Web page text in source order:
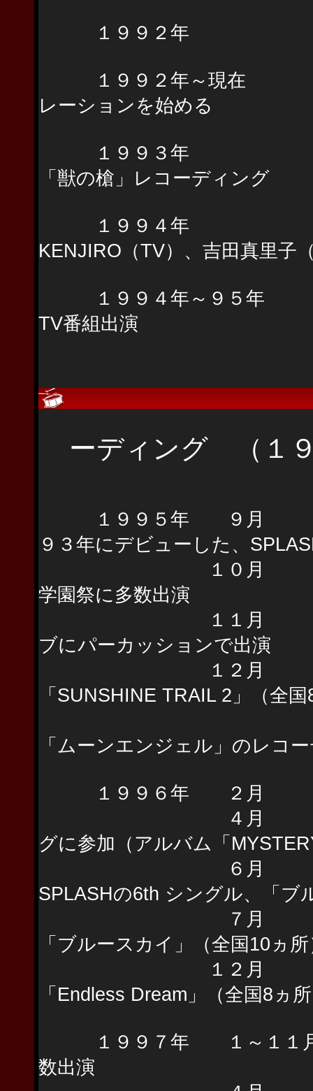
１９９２年 陣内
１９９２年～現在
レーションを始める
１９９３年 アニメ
「獣の槍」レコーディン
１９９４年 江口
KENJIRO（TV）、吉田真里子
１９９４年～９５年
TV番組出演
主なラ
ーディング （１９
１９９５年 ９月 ビ
９３年にデビューした、
１０月 SPLASH
学園祭に多数出演
１１月 上野浩司
ブにパーカッションで出演
１２月 SPLASH
「SUNSHINE TRAIL 2」（全
「ムーンエンジェル」のレコ
１９９６年 ２月
４月 THE
グに参加（アルバム「
６月 財津和夫
SPLASHの6th シングル、「ブ
７月 SPLASH
「ブルースカイ」（全国10ヵ
１２月 SPLASH
「Endless Dream」（全国8ヵ
１９９７年 １～１１月
数出演